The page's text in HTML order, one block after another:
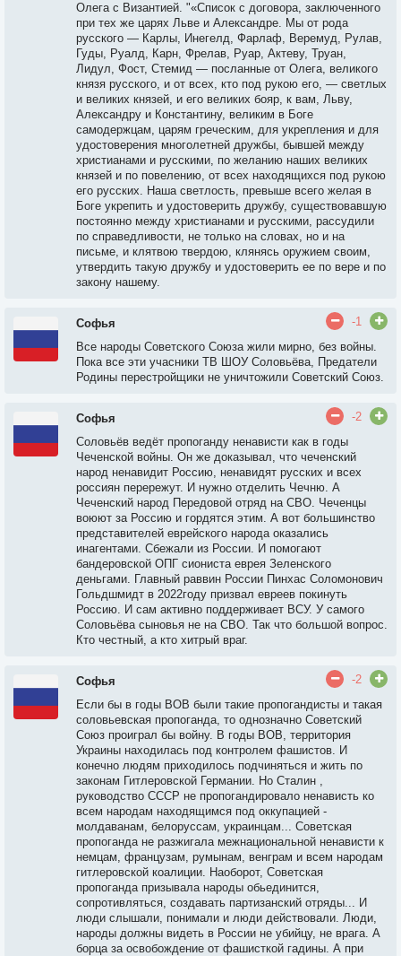
Олега с Византией. "«Список с договора, заключенного
при тех же царях Льве и Александре. Мы от рода
русского — Карлы, Инегелд, Фарлаф, Веремуд, Рулав,
Гуды, Руалд, Карн, Фрелав, Руар, Актеву, Труан,
Лидул, Фост, Стемид — посланные от Олега, великого
князя русского, и от всех, кто под рукою его, — светлых
и великих князей, и его великих бояр, к вам, Льву,
Александру и Константину, великим в Боге
самодержцам, царям греческим, для укрепления и для
удостоверения многолетней дружбы, бывшей между
христианами и русскими, по желанию наших великих
князей и по повелению, от всех находящихся под рукою
его русских. Наша светлость, превыше всего желая в
Боге укрепить и удостоверить дружбу, существовавшую
постоянно между христианами и русскими, рассудили
по справедливости, не только на словах, но и на
письме, и клятвою твердою, клянясь оружием своим,
утвердить такую дружбу и удостоверить ее по вере и по
закону нашему.
Софья
-1
Все народы Советского Союза жили мирно, без войны.
Пока все эти учасники ТВ ШОУ Соловьёва, Предатели
Родины перестройщики не уничтожили Советский Союз.
Софья
-2
Соловьёв ведёт пропоганду ненависти как в годы
Чеченской войны. Он же доказывал, что чеченский
народ ненавидит Россию, ненавидят русских и всех
россиян перережут. И нужно отделить Чечню. А
Чеченский народ Передовой отряд на СВО. Чеченцы
воюют за Россию и гордятся этим. А вот большинство
представителей еврейского народа оказались
инагентами. Сбежали из России. И помогают
бандеровской ОПГ сиониста еврея Зеленского
деньгами. Главный раввин России Пинхас Соломонович
Гольдшмидт в 2022году призвал евреев покинуть
Россию. И сам активно поддерживает ВСУ. У самого
Соловьёва сыновья не на СВО. Так что большой вопрос.
Кто честный, а кто хитрый враг.
Софья
-2
Если бы в годы ВОВ были такие пропогандисты и такая
соловьевская пропоганда, то однозначно Советский
Союз проиграл бы войну. В годы ВОВ, территория
Украины находилась под контролем фашистов. И
конечно людям приходилось подчиняться и жить по
законам Гитлеровской Германии. Но Сталин ,
руководство СССР не пропогандировало ненависть ко
всем народам находящимся под оккупацией -
молдаванам, белоруссам, украинцам... Советская
пропоганда не разжигала межнациональной ненависти к
немцам, французам, румынам, венграм и всем народам
гитлеровской коалиции. Наоборот, Советская
пропоганда призывала народы обьединится,
сопротивляться, создавать партизанский отряды... И
люди слышали, понимали и люди действовали. Люди,
народы должны видеть в России не убийцу, не врага. А
борца за освобождение от фашисткой гадины. А при